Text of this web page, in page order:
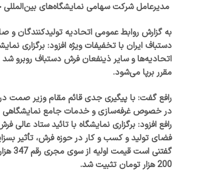
مدیرعامل شرکت سهامی نمایشگاه‌های بین‌المللی جمهری اسلامی ایران از تخفیف
به گزارش روابط عمومی اتحادیه تولیدکنندگان و
دستباف ایران با تخفیفات ویژه افزود: برگزاری
اتحادیه‌ها و سایر ذینفعان فرش دستباف روبرو
مقرر برپا می‌شود.
رافع گفت: با پیگیری جدی قائم مقام وزیر صمت
در خصوص غرفه‌سازی و خدمات جامع نمایشگاهی به ازای متری 200 هزار
رافع افزود: برگزاری نمایشگاه با تائید ستاد
فضای تولید و کسب و کار در حوزه فرش، تأثیر
200 هزار تومان تثبیت شد.